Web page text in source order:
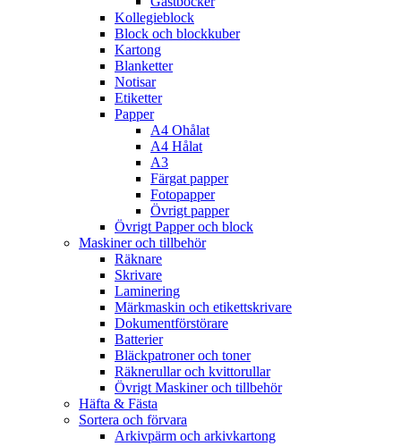
Kollegieblock
Block och blockkuber
Kartong
Blanketter
Notisar
Etiketter
Papper
A4 Ohålat
A4 Hålat
A3
Färgat papper
Fotopapper
Övrigt papper
Övrigt Papper och block
Maskiner och tillbehör
Räknare
Skrivare
Laminering
Märkmaskin och etikettskrivare
Dokumentförstörare
Batterier
Bläckpatroner och toner
Räknerullar och kvittorullar
Övrigt Maskiner och tillbehör
Häfta & Fästa
Sortera och förvara
Arkivpärm och arkivkartong